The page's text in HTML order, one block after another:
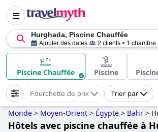
Hurghada, Piscine Chauffée
Ajouter des dates 2 clients 1 chambre
Piscine Chauffée Piscine
Fourchette de prix Trier par
Monde > Moyen-Orient > Égypte > Bahr >
Hôtels avec piscine chauffée à